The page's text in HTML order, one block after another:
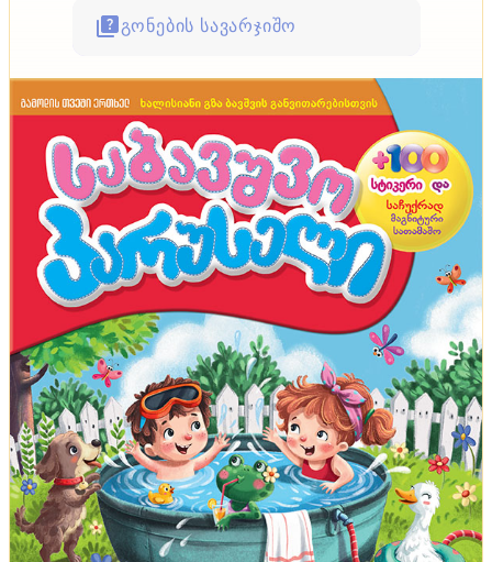
გონების სავარჯიშო